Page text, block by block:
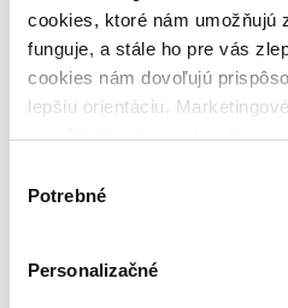
cookies, ktoré nám umožňujú
funguje, a stále ho pre vás
cookies nám dovoľujú
lepšiu orientáciu.
umožňujú zobrazenie
keby sme mohli používať
súhlasu
Potrebné
Personalizačné